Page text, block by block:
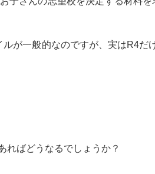
が一般的なのですが、実はR4だ
ればどうなるでしょうか？